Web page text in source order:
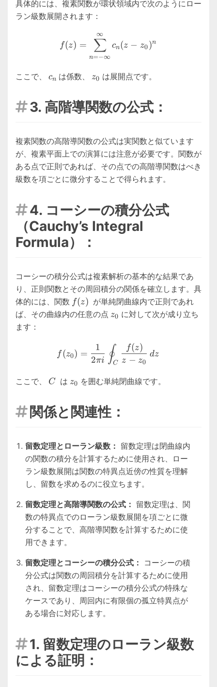
具体的には、複素関数が環状領域内で次のようにロー
ラン級数展開されます：
f(z) =
n=−∞
∑
∞
cn(z − z0 )n
ここで、 c_n
cn は係数、 z_0
z0 は展開点です。
3. 高階導関数の公式：
複素関数の高階導関数の公式は実関数と似ています
が、複素平面上での演算には注意が必要です。関数が
ある点で正則であれば、その点での高階導関数はべき
級数を項ごとに微分することで得られます。
4. コーシーの積分公式
（Cauchy’s Integral
Formula）：
コーシーの積分公式は複素解析の基本的な結果であ
り、正則関数とその周回積分の関係を確立します。具
体的には、関数 f(z)
f(z) が単純閉曲線内で正則であれ
ば、その曲線内の任意の点 z_0
z0 に対して次が成り立ち
ます：
f(z_0) = \frac{1}{2\pi i}
f(z0) =
2πi
1 ∮C z − z0
f(z)
dz
ここで、 C
C は z_0
z0 を囲む単純閉曲線です。
 関係と関連性：
留数定理とローラン級数： 留数定理は閉曲線内
の関数の積分を計算するために使用され、ロー
ラン級数展開は関数の特異点近傍の性質を理解
し、留数を求めるのに役立ちます。
留数定理と高階導関数の公式： 留数定理は、関
数の特異点でのローラン級数展開を項ごとに微
分することで、高階導関数を計算するために使
用できます。
留数定理とコーシーの積分公式：
コーシーの積
分公式は関数の周回積分を計算するために使用
され、留数定理はコーシーの積分公式の特殊な
ケースであり、周回内に有限個の孤立特異点が
ある場合に対応します。
1. 留数定理のローラン級数
による証明：